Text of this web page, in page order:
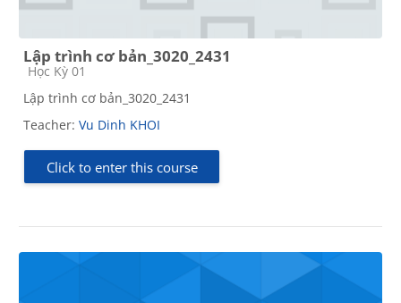
Lập trình cơ bản_3020_2431
Course category
Học Kỳ 01
Lập trình cơ bản_3020_2431
Teacher: Vu Dinh KHOI
Click to enter this course